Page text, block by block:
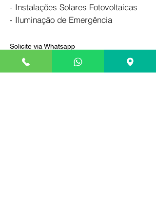
- Instalações Solares Fotovoltaicas
- Iluminação de Emergência
Solicite via Whatsapp
Entre em contato via Whatsapp para
solicitar agendamento, entrega ou
instalação da bateria.